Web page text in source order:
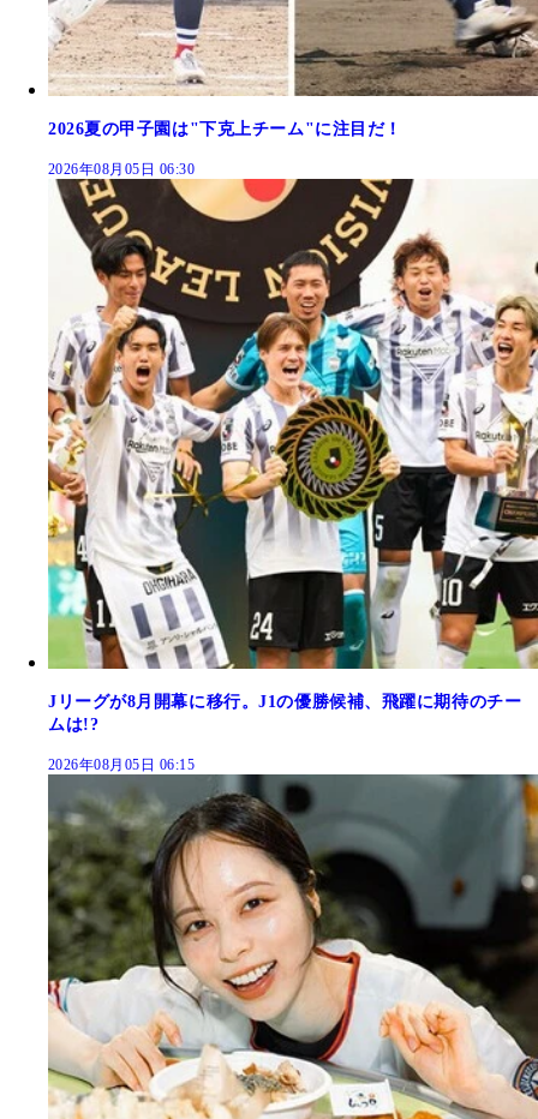
2026夏の甲子園は"下克上チーム"に注目だ！
2026年08月05日 06:30
Jリーグが8月開幕に移行。J1の優勝候補、飛躍に期待のチー
ムは!?
2026年08月05日 06:15